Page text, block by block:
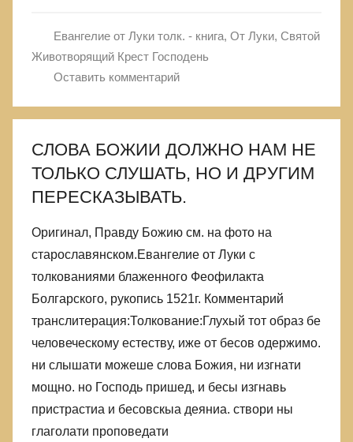
Евангелие от Луки толк. - книга, От Луки, Святой
Животворящий Крест Господень
Оставить комментарий
СЛОВА БОЖИИ ДОЛЖНО НАМ НЕ
ТОЛЬКО СЛУШАТЬ, НО И ДРУГИМ
ПЕРЕСКАЗЫВАТЬ.
Оригинал, Правду Божию см. на фото на
старославянском.Евангелие от Луки с
толкованиями блаженного Феофилакта
Болгарского, рукопись 1521г. Комментарий
транслитерация:Толкование:Глухый тот образ бе
человеческому естеству, иже от бесов одержимо.
ни слышати можеше слова Божия, ни изгнати
мощно. но Господь пришед, и бесы изгнавь
пристрастиа и бесовскыа деяниа. створи ны
глаголати проповедати